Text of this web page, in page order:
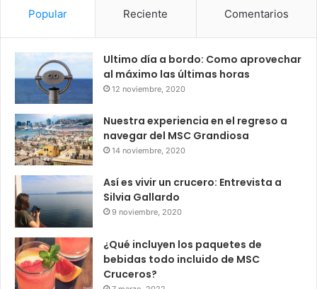
Popular Reciente Comentarios
Ultimo día a bordo: Como aprovechar
al máximo las últimas horas
12 noviembre, 2020
Nuestra experiencia en el regreso a
navegar del MSC Grandiosa
14 noviembre, 2020
Así es vivir un crucero: Entrevista a
Silvia Gallardo
9 noviembre, 2020
¿Qué incluyen los paquetes de
bebidas todo incluido de MSC
Cruceros?